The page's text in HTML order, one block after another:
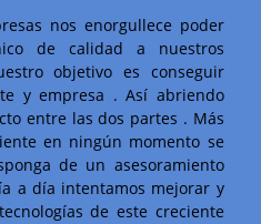
nos enorgullece poder
de calidad a nuestros
objetivo es conseguir
y empresa . Así abriendo
entre las dos partes . Más
en ningún momento se
de un asesoramiento
a día intentamos mejorar y
de este creciente